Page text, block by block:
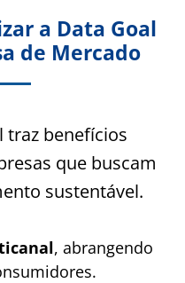
a Data Goal
de Mercado
traz benefícios
que buscam
sustentável.
, abrangendo